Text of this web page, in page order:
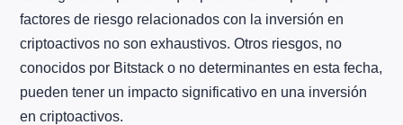
factores de riesgo relacionados con la inversión en
criptoactivos no son exhaustivos. Otros riesgos, no
conocidos por Bitstack o no determinantes en esta fecha,
pueden tener un impacto significativo en una inversión
en criptoactivos.